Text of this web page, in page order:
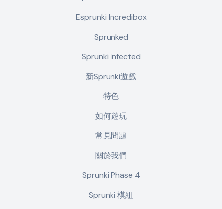
Esprunki Incredibox
Sprunked
Sprunki Infected
新Sprunki遊戲
特色
如何遊玩
常見問題
關於我們
Sprunki Phase 4
Sprunki 模組